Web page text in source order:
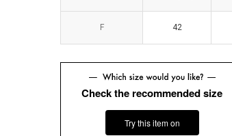
F 42
F 42
Check the recommended size
Try this item on